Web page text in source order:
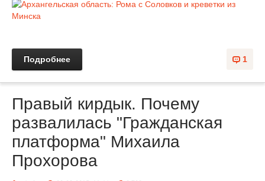
1
Подробнее
Правый кирдык. Почему
развалилась "Гражданская
платформа" Михаила
Прохорова